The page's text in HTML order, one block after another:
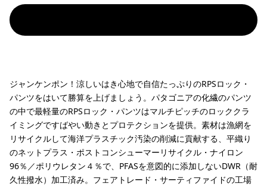
ジャンケンポン！涼しいはき心地で自信たっぷりのRPSロック・
パンツをはいて勝算を上げましょう。パタゴニアの化繊のパンツ
の中で最軽量のRPSロック・パンツはマルチピッチのロッククラ
イミングですばやい動きとプロテクションを提供。素材は漁網を
リサイクルして海洋プラスチック汚染の削減に貢献する、平織り
のネットプラス・ポストコンシューマーリサイクル・ナイロン
96％／ポリウレタン４％で、PFASを意図的に添加しないDWR（耐
久性撥水）加工済み。フェアトレード・サーティファイドの工場